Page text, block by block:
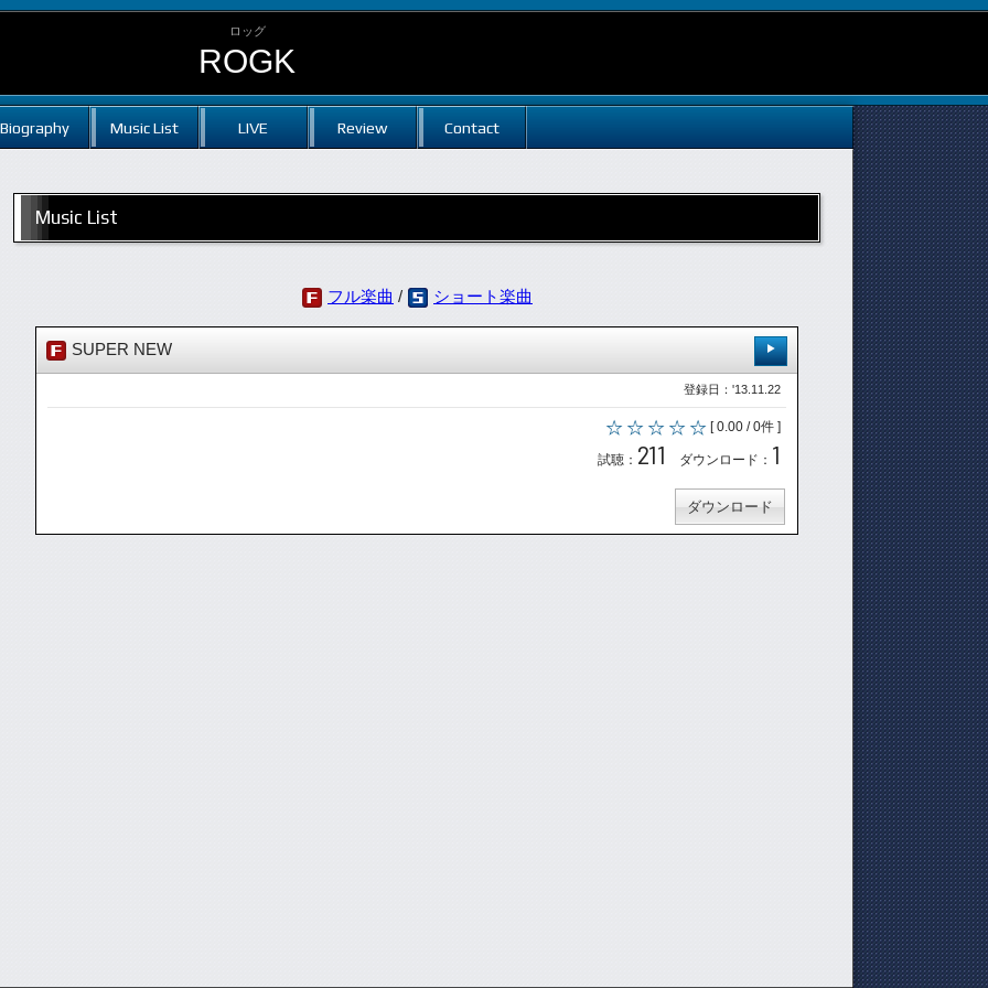
ロッグ
ROGK
Biography Music List LIVE Review Contact
Music List
フル楽曲 / ショート楽曲
SUPER NEW
登録日：'13.11.22
[ 0.00 / 0件 ]
試聴： 211 ダウンロード： 1
ダウンロード